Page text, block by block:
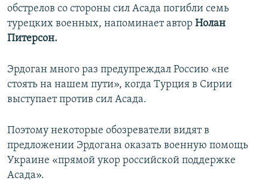
обстрелов со стороны сил Асада погибли семь
турецких военных, напоминает автор Нолан
Питерсон.
Эрдоган много раз предупреждал Россию «не
стоять на нашем пути», когда Турция в Сирии
выступает против сил Асада.
Поэтому некоторые обозреватели видят в
предложении Эрдогана оказать военную помощь
Украине «прямой укор российской поддержке
Асада».